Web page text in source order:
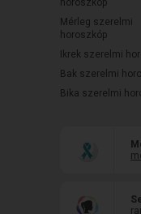
Mérleg szerelmi
horoszkóp
Ikrek szerelmi
Bak szerelmi
Bika szerelmi